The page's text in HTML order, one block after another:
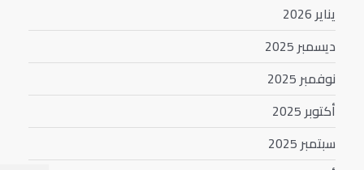
يناير 2026
ديسمبر 2025
نوفمبر 2025
أكتوبر 2025
سبتمبر 2025